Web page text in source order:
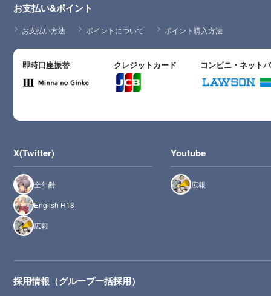
お支払い&ポイント
お支払い方法 ポイントについて ポイント購入方法
即時口座振替 クレジットカード コンビニ・ネット
X(Twitter)
全年齢
English R18
広報
Youtube
広報
採用情報（グループ一括採用）